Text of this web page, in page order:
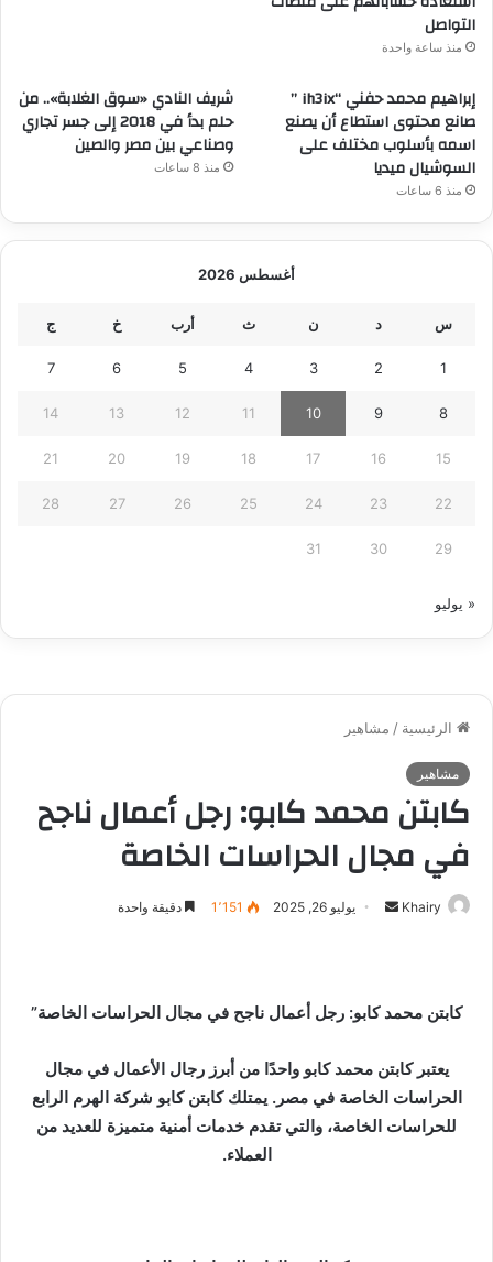
التواصل
منذ ساعة واحدة
إبراهيم محمد حفني “ih3ix ”
صانع محتوى استطاع أن يصنع
اسمه بأسلوب مختلف على
السوشيال ميديا
منذ 6 ساعات
شريف النادي «سوق الغلابة».. من
حلم بدأ في 2018 إلى جسر تجاري
وصناعي بين مصر والصين
منذ 8 ساعات
أغسطس 2026
س د ن ث أرب خ ج
1
2
3
4
5
6
7
8
9
10
11
12
13
14
15
16
17
18
19
20
21
22
23
24
25
26
27
28
29
30
31
« يوليو